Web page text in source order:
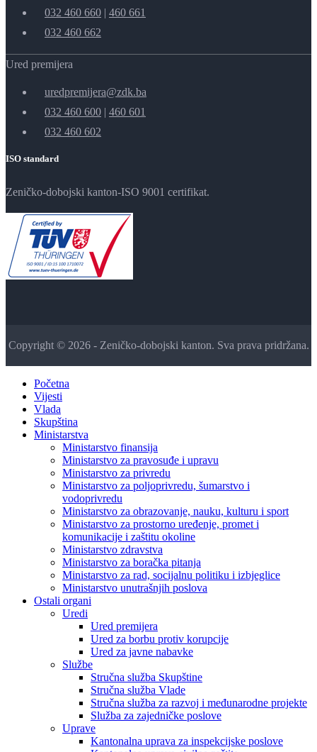
032 460 660 | 460 661
032 460 662
Ured premijera
uredpremijera@zdk.ba
032 460 600 | 460 601
032 460 602
ISO standard
Zeničko-dobojski kanton-ISO 9001 certifikat.
Copyright © 2026 - Zeničko-dobojski kanton. Sva prava pridržana.
Početna
Vijesti
Vlada
Skupština
Ministarstva
Ministarstvo finansija
Ministarstvo za pravosuđe i upravu
Ministarstvo za privredu
Ministarstvo za poljoprivredu, šumarstvo i
vodoprivredu
Ministarstvo za obrazovanje, nauku, kulturu i sport
Ministarstvo za prostorno uređenje, promet i
komunikacije i zaštitu okoline
Ministarstvo zdravstva
Ministarstvo za boračka pitanja
Ministarstvo za rad, socijalnu politiku i izbjeglice
Ministarstvo unutrašnjih poslova
Ostali organi
Uredi
Ured premijera
Ured za borbu protiv korupcije
Ured za javne nabavke
Službe
Stručna služba Skupštine
Stručna služba Vlade
Stručna služba za razvoj i međunarodne projekte
Služba za zajedničke poslove
Uprave
Kantonalna uprava za inspekcijske poslove